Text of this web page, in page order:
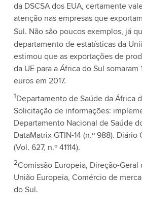
da DSCSA dos EUA, certamente
atenção nas empresas que
Sul. Não são poucos exemplos, já
departamento de estatísticas da
estimou que as exportações de
da UE para a África do Sul somaram
euros em 2017.
1Departamento de Saúde da África
Solicitação de informações:
Departamento Nacional de Saúde
DataMatrix GTIN-14 (n.º 988).
(Vol. 627, n.º 41114).
2Comissão Europeia, Direção-Geral
União Europeia, Comércio de
do Sul.